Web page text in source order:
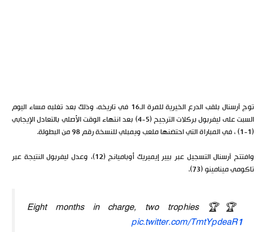
توج آرسنال بلقب الدرع الخيرية للمرة الـ16 في تاريخه، وذلك بعد تغلبه مساء اليوم
السبت على ليفربول بركلات الترجيح (5-4) بعد انتهاء الوقت الأصلي بالتعادل الإيجابي
وافتتح آرسنال التسجيل عبر بيير إيميريك أوباميانج (12)، وعدل ليفربول النتيجة عبر
تاكومي مينامينو (73).
Eight months in charge, two trophies 🏆🏆
pic.twitter.com/TmtYpdeaR1